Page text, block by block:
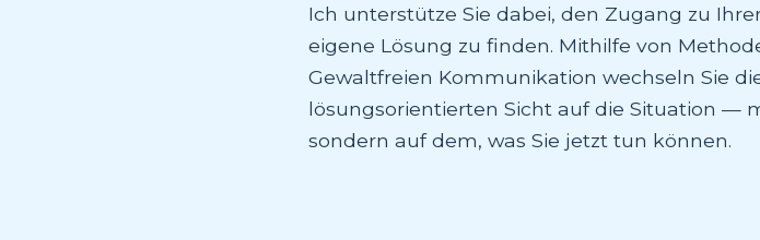
Ich unterstütze Sie dabei, den Zugang zu
eigene Lösung zu finden. Mithilfe von
Gewaltfreien Kommunikation wechseln Sie
lösungsorientierten Sicht auf die Situation —
sondern auf dem, was Sie jetzt tun können.